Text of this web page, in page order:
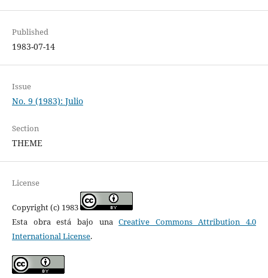
Published
1983-07-14
Issue
No. 9 (1983): Julio
Section
THEME
License
Copyright (c) 1983
Esta obra está bajo unaCreative Commons Attribution 4.0
International License.